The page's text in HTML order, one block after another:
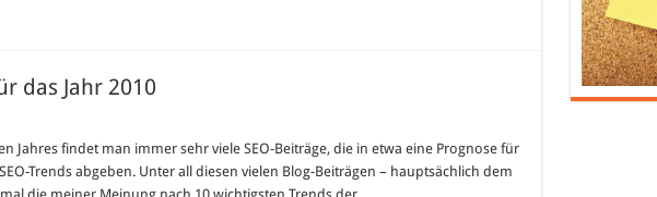
das Jahr 2010
Jahres findet man immer sehr viele SEO-Beiträge, die in etwa eine Prognose für
Trends abgeben. Unter all diesen vielen Blog-Beiträgen – hauptsächlich dem